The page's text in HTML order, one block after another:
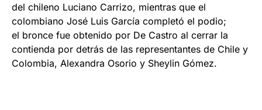
del chileno Luciano Carrizo, mientras que el
colombiano José Luis García completó el podio;
el bronce fue obtenido por De Castro al cerrar la
contienda por detrás de las representantes de Chile y
Colombia, Alexandra Osorio y Sheylin Gómez.